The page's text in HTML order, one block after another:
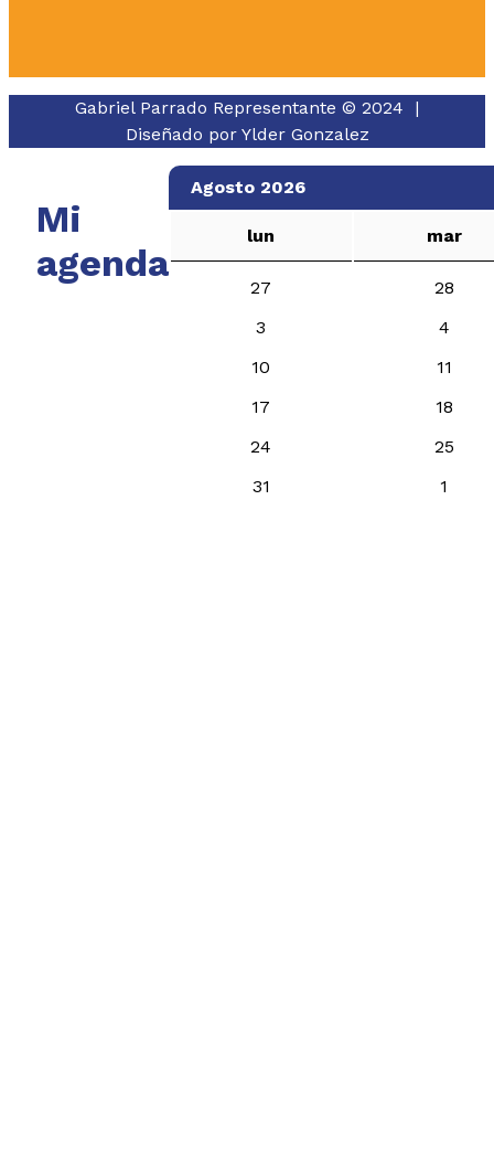
Gabriel Parrado Representante © 2024 |
Diseñado por Ylder Gonzalez
Mi
agenda
Agosto 2026
lun mar
27
28
3
4
10
11
17
18
24
25
31
1